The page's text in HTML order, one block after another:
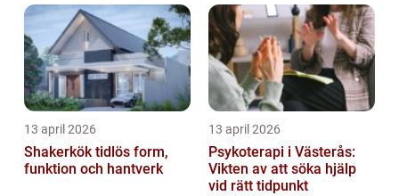
13 april 2026
Shakerkök tidlös form,
funktion och hantverk
13 april 2026
Psykoterapi i Västerås:
Vikten av att söka hjälp
vid rätt tidpunkt